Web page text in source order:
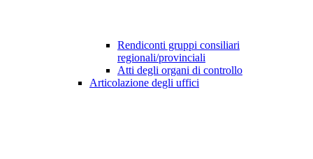
Rendiconti gruppi consiliari
regionali/provinciali
Atti degli organi di controllo
Articolazione degli uffici